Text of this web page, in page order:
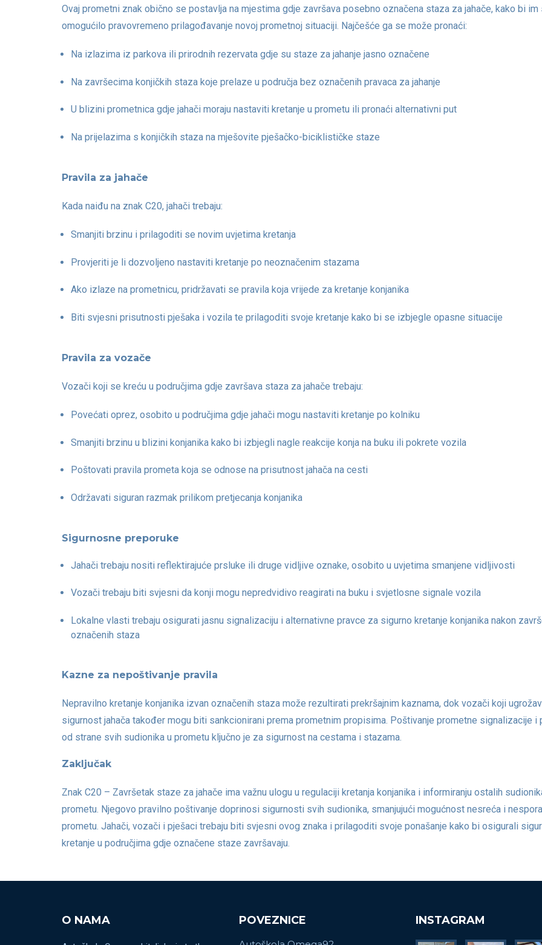
Ovaj prometni znak obično se postavlja na mjestima gdje završava posebno označena staza za jahače, kako bi im
omogućilo pravovremeno prilagođavanje novoj prometnoj situaciji. Najčešće ga se može pronaći:
Na izlazima iz parkova ili prirodnih rezervata gdje su staze za jahanje jasno označene
Na završecima konjičkih staza koje prelaze u područja bez označenih pravaca za jahanje
U blizini prometnica gdje jahači moraju nastaviti kretanje u prometu ili pronaći alternativni put
Na prijelazima s konjičkih staza na mješovite pješačko-biciklističke staze
Pravila za jahače
Kada naiđu na znak C20, jahači trebaju:
Smanjiti brzinu i prilagoditi se novim uvjetima kretanja
Provjeriti je li dozvoljeno nastaviti kretanje po neoznačenim stazama
Ako izlaze na prometnicu, pridržavati se pravila koja vrijede za kretanje konjanika
Biti svjesni prisutnosti pješaka i vozila te prilagoditi svoje kretanje kako bi se izbjegle opasne situacije
Pravila za vozače
Vozači koji se kreću u područjima gdje završava staza za jahače trebaju:
Povećati oprez, osobito u područjima gdje jahači mogu nastaviti kretanje po kolniku
Smanjiti brzinu u blizini konjanika kako bi izbjegli nagle reakcije konja na buku ili pokrete vozila
Poštovati pravila prometa koja se odnose na prisutnost jahača na cesti
Održavati siguran razmak prilikom pretjecanja konjanika
Sigurnosne preporuke
Jahači trebaju nositi reflektirajuće prsluke ili druge vidljive oznake, osobito u uvjetima smanjene vidljivosti
Vozači trebaju biti svjesni da konji mogu nepredvidivo reagirati na buku i svjetlosne signale vozila
Lokalne vlasti trebaju osigurati jasnu signalizaciju i alternativne pravce za sigurno kretanje konjanika nakon
označenih staza
Kazne za nepoštivanje pravila
Nepravilno kretanje konjanika izvan označenih staza može rezultirati prekršajnim kaznama, dok vozači koji
sigurnost jahača također mogu biti sankcionirani prema prometnim propisima. Poštivanje prometne signalizacije i
od strane svih sudionika u prometu ključno je za sigurnost na cestama i stazama.
Zaključak
Znak C20 – Završetak staze za jahače ima važnu ulogu u regulaciji kretanja konjanika i informiranju ostalih
prometu. Njegovo pravilno poštivanje doprinosi sigurnosti svih sudionika, smanjujući mogućnost nesreća i
prometu. Jahači, vozači i pješaci trebaju biti svjesni ovog znaka i prilagoditi svoje ponašanje kako bi osigurali
kretanje u područjima gdje označene staze završavaju.
O NAMA POVEZNICE INSTAGRAM